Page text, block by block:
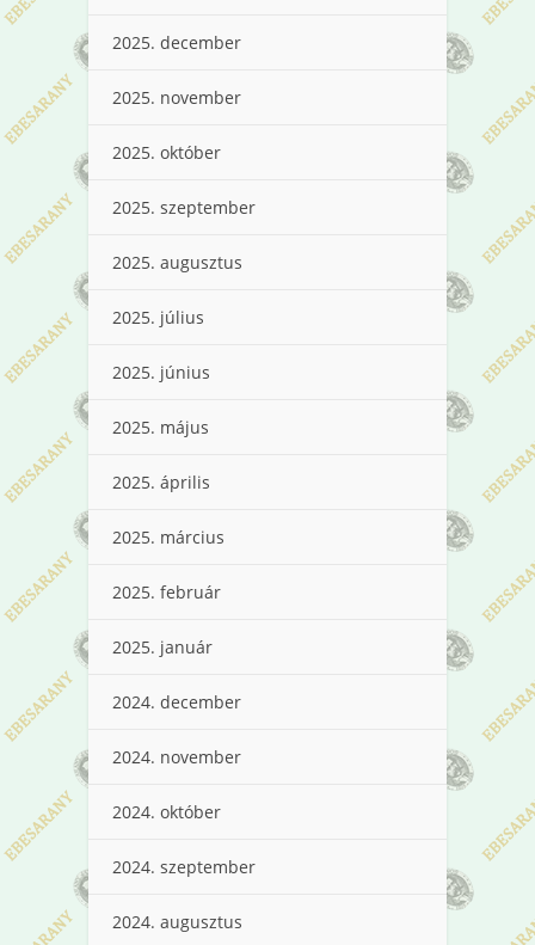
2025. december
2025. november
2025. október
2025. szeptember
2025. augusztus
2025. július
2025. június
2025. május
2025. április
2025. március
2025. február
2025. január
2024. december
2024. november
2024. október
2024. szeptember
2024. augusztus